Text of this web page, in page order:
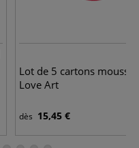
Lot de 5 cartons
Love Art
dès 15,45 €